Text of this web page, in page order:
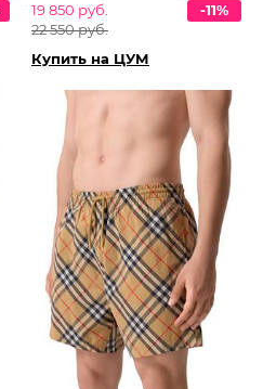
19 850 руб.
22 550 руб.
-11%
Купить на ЦУМ